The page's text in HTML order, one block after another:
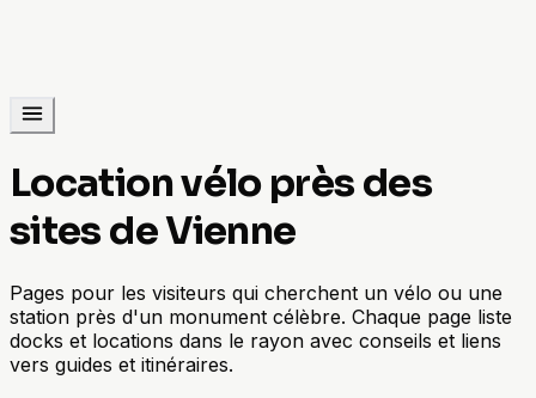
Location vélo près des
sites de Vienne
Pages pour les visiteurs qui cherchent un vélo ou une
station près d'un monument célèbre. Chaque page liste
docks et locations dans le rayon avec conseils et liens
vers guides et itinéraires.